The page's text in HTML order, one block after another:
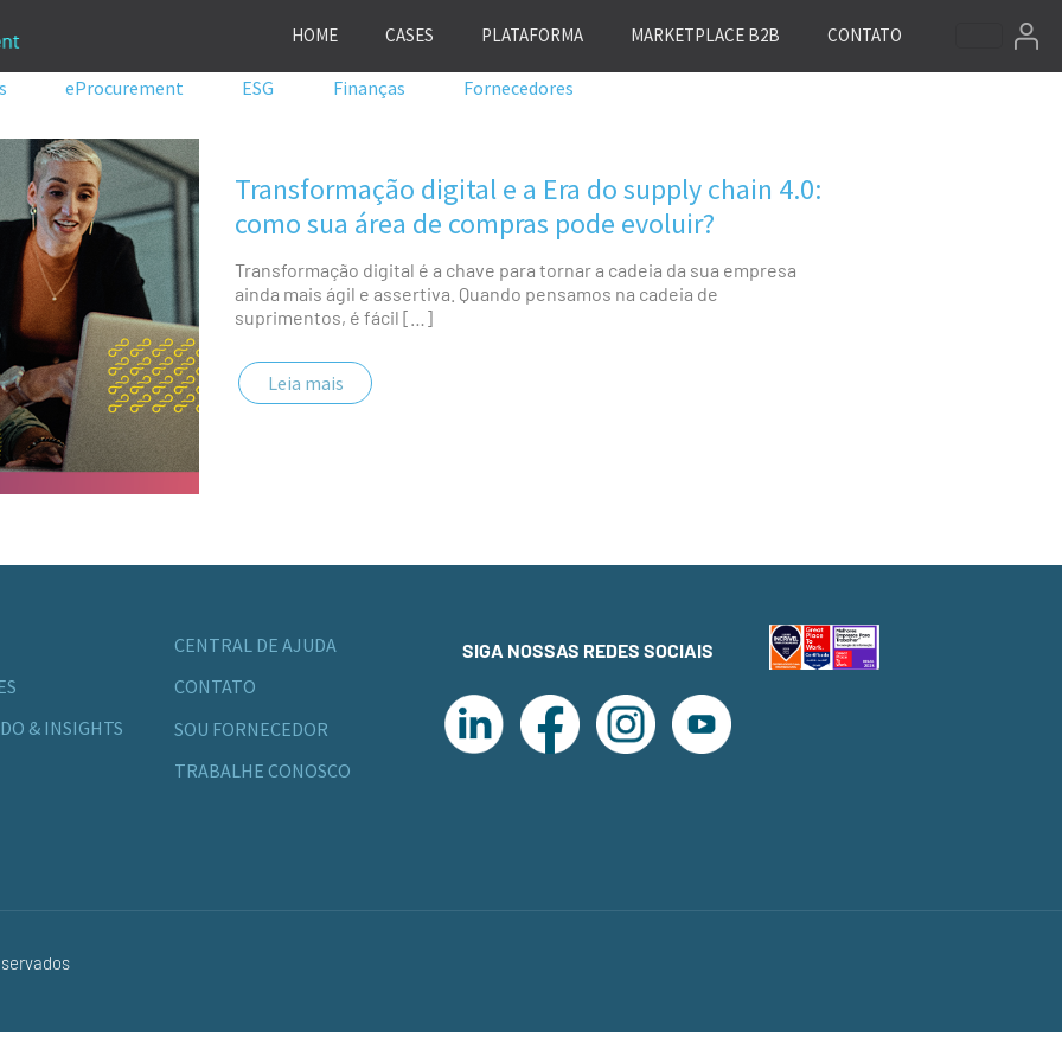
HOME CASES PLATAFORMA MARKETPLACE B2B CONTATO
eProcurement ESG Finanças Fornecedores
Transformação digital e a Era do supply chain 4.0:
como sua área de compras pode evoluir?
Transformação digital é a chave para tornar a cadeia da sua empresa
ainda mais ágil e assertiva. Quando pensamos na cadeia de
suprimentos, é fácil […]
Leia mais
& INSIGHTS
CENTRAL DE AJUDA
CONTATO
SOU FORNECEDOR
TRABALHE CONOSCO
SIGA NOSSAS REDES SOCIAIS